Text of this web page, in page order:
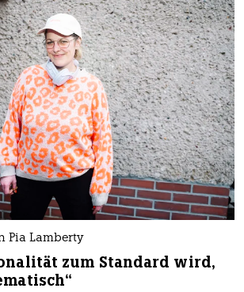
Pia Lamberty
zum Standard wird,